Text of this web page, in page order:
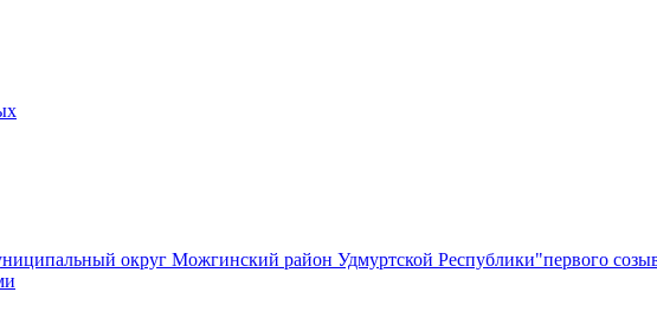
округ Можгинский район Удмуртской Республики"первого